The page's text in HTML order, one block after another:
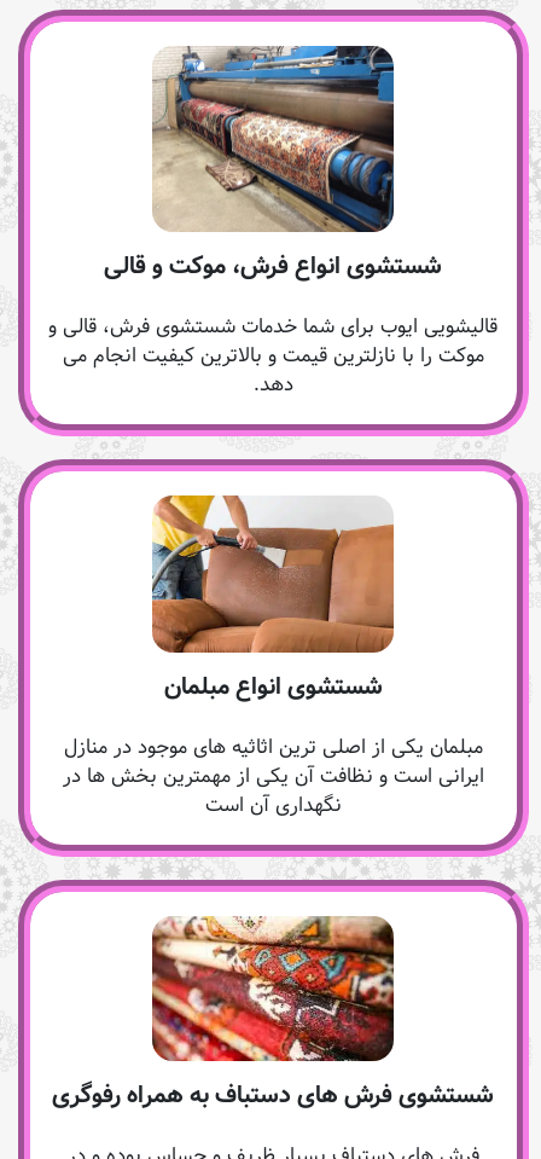
شستشوی انواع فرش، موکت و قالی
قالیشویی ایوب برای شما خدمات شستشوی فرش، قالی و
موکت را با نازلترین قیمت و بالاترین کیفیت انجام می
دهد.
شستشوی انواع مبلمان
مبلمان یکی از اصلی ترین اثاثیه های موجود در منازل
ایرانی است و نظافت آن یکی از مهمترین بخش ها در
نگهداری آن است
شستشوی فرش های دستباف به همراه رفوگری